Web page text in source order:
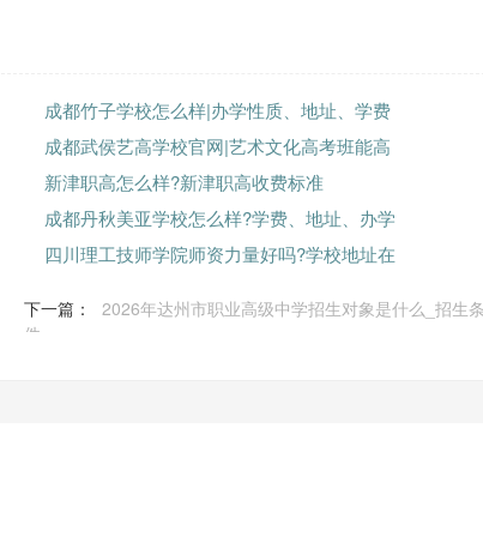
成都竹子学校怎么样|办学性质、地址、学费
成都武侯艺高学校官网|艺术文化高考班能高
新津职高怎么样?新津职高收费标准
成都丹秋美亚学校怎么样?学费、地址、办学
四川理工技师学院师资力量好吗?学校地址在
下一篇：
2026年达州市职业高级中学招生对象是什么_招生
件